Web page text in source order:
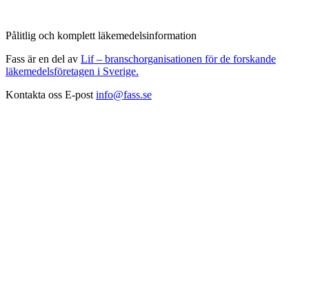
Pålitlig och komplett läkemedelsinformation
Fass är en del av Lif – branschorganisationen för de forskande
läkemedelsföretagen i Sverige.
Kontakta oss E-post info@fass.se